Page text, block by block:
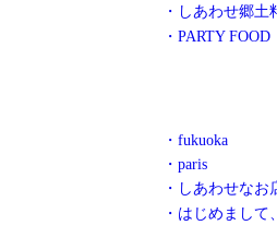
・しあわせ郷土
・PARTY FOOD
・fukuoka
・paris
・しあわせなお
・はじめまして